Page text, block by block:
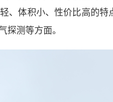
、体积小、性价比高的
探测等方面。